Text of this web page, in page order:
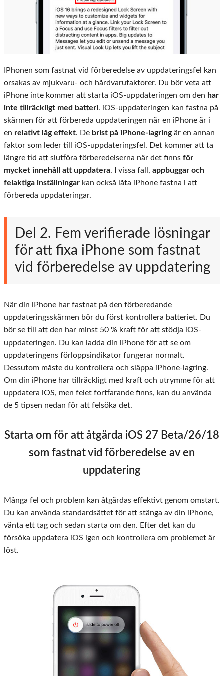
IPhonen som fastnat vid förberedelse av uppdateringsfel kan
orsakas av mjukvaru- och hårdvarufaktorer. Du bör veta att
iPhone inte kommer att starta iOS-uppdateringen om den har
inte tillräckligt med batteri. iOS-uppdateringen kan fastna på
skärmen för att förbereda uppdateringen när en iPhone är i
en relativt låg effekt. De brist på iPhone-lagringär en annan
faktor som leder till iOS-uppdateringsfel. Det kommer att ta
längre tid att slutföra förberedelserna när det finns för
mycket innehåll att uppdatera. I vissa fall, appbuggar och
felaktiga inställningar kan också låta iPhone fastna i att
förbereda uppdateringar.
Del 2. Fem verifierade lösningar
för att fixa iPhone som fastnat
vid förberedelse av uppdatering
När din iPhone har fastnat på den förberedande
uppdateringsskärmen bör du först kontrollera batteriet. Du
bör se till att den har minst 50 % kraft för att stödja iOS-
uppdateringen. Du kan ladda din iPhone för att se om
uppdateringens förloppsindikator fungerar normalt.
Dessutom måste du kontrollera och släppa iPhone-lagring.
Om din iPhone har tillräckligt med kraft och utrymme för att
uppdatera iOS, men felet fortfarande finns, kan du använda
de 5 tipsen nedan för att felsöka det.
Starta om för att åtgärda iOS 27 Beta/26/18
som fastnat vid förberedelse av en
uppdatering
Många fel och problem kan åtgärdas effektivt genom omstart.
Du kan använda standardsättet för att stänga av din iPhone,
vänta ett tag och sedan starta om den. Efter det kan du
försöka uppdatera iOS igen och kontrollera om problemet är
löst.